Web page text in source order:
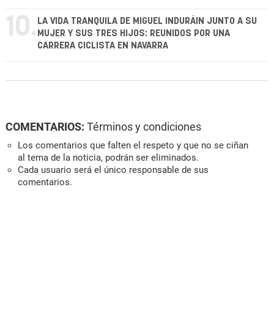
10. LA VIDA TRANQUILA DE MIGUEL INDURÁIN JUNTO A SU
MUJER Y SUS TRES HIJOS: REUNIDOS POR UNA
CARRERA CICLISTA EN NAVARRA
COMENTARIOS: Términos y condiciones
Los comentarios que falten el respeto y que no se ciñan
al tema de la noticia, podrán ser eliminados.
Cada usuario será el único responsable de sus
comentarios.